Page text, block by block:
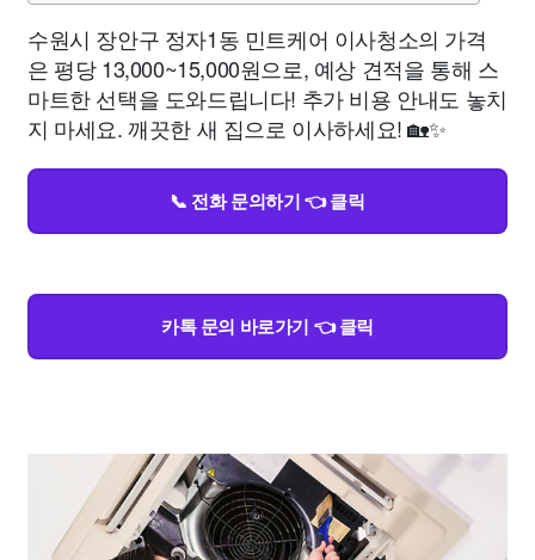
수원시 장안구 정자1동 민트케어 이사청소의 가격
은 평당 13,000~15,000원으로, 예상 견적을 통해 스
마트한 선택을 도와드립니다! 추가 비용 안내도 놓치
지 마세요. 깨끗한 새 집으로 이사하세요! 🏡✨
📞 전화 문의하기 👈 클릭
카톡 문의 바로가기 👈 클릭